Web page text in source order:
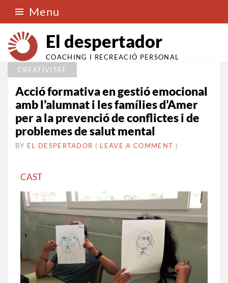
Menu
El despertador
COACHING I RECREACIÓ PERSONAL
CREATIVITAT
Acció formativa en gestió emocional
amb l’alumnat i les famílies d’Amer
per a la prevenció de conflictes i de
problemes de salut mental
BY EL DESPERTADOR ON
19
•( LEAVE A COMMENT )
CAST